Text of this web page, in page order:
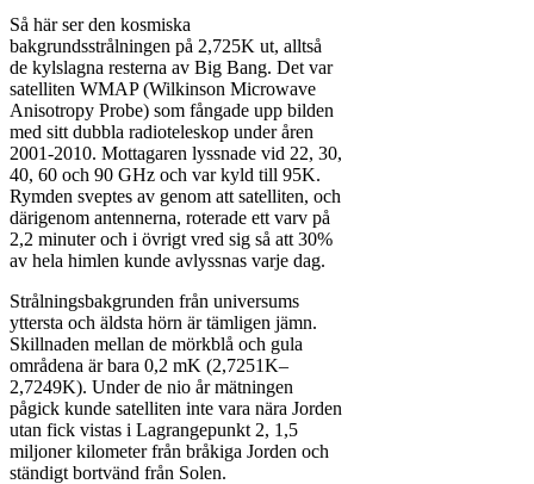
Så här ser den kosmiska
bakgrundsstrålningen på 2,725K ut, alltså
de kylslagna resterna av Big Bang. Det var
satelliten WMAP (Wilkinson Microwave
Anisotropy Probe) som fångade upp bilden
med sitt dubbla radioteleskop under åren
2001-2010. Mottagaren lyssnade vid 22, 30,
40, 60 och 90 GHz och var kyld till 95K.
Rymden sveptes av genom att satelliten, och
därigenom antennerna, roterade ett varv på
2,2 minuter och i övrigt vred sig så att 30%
av hela himlen kunde avlyssnas varje dag.
Strålningsbakgrunden från universums
yttersta och äldsta hörn är tämligen jämn.
Skillnaden mellan de mörkblå och gula
områdena är bara 0,2 mK (2,7251K–
2,7249K). Under de nio år mätningen
pågick kunde satelliten inte vara nära Jorden
utan fick vistas i Lagrangepunkt 2, 1,5
miljoner kilometer från bråkiga Jorden och
ständigt bortvänd från Solen.